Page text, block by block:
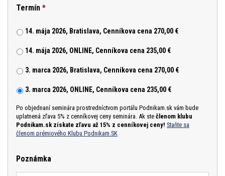
Termín *
14. mája 2026, Bratislava, Cenníkova cena 270,00 €
14. mája 2026, ONLINE, Cenníkova cena 235,00 €
3. marca 2026, Bratislava, Cenníkova cena 270,00 €
3. marca 2026, ONLINE, Cenníkova cena 235,00 €
Po objednaní seminára prostredníctvom portálu Podnikam.sk vám bude
uplatnená zľava 5% z cenníkovej ceny seminára. Ak ste členom klubu
Podnikam.sk získate zľavu až 15% z cenníkovej ceny! Staňte sa
členom prémiového Klubu Podnikam.SK
Poznámka